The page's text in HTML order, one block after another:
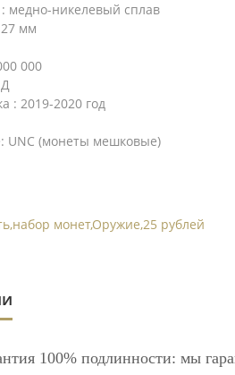
медно-никелевый сплав
мм
000
: 2019-2020 год
UNC (монеты мешковые)
,набор монет,Оружие,25 рублей
100% подлинности: мы